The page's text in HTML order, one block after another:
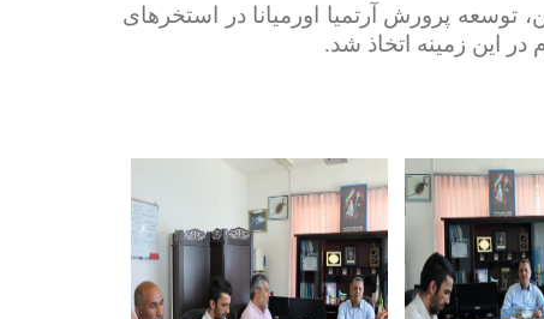
توسعه پرورش آرتمیا اورمیانا در استخرهای
این زمینه اتخاذ شد.